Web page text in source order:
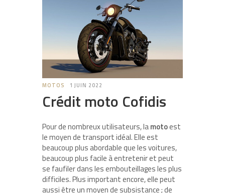
MOTOS 1 JUIN 2022
Crédit moto Cofidis
Pour de nombreux utilisateurs, lamotoest
le moyen de transport idéal. Elle est
beaucoup plus abordable que les voitures,
beaucoup plus facile à entretenir et peut
se faufiler dans les embouteillages les plus
difficiles. Plus important encore, elle peut
aussi être un moyen de subsistance ; de